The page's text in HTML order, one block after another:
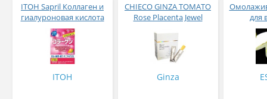
ITOH Sapril Коллаген и
гиалуроновая кислота
со вкусом манго 30
стиков
ITOH
CHIECO GINZA TOMATO
Rose Placenta Jewel
в желе № 30
Ginza
для